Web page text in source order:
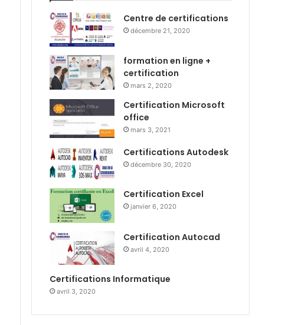
Centre de certifications
décembre 21, 2020
formation en ligne +
certification
mars 2, 2020
Certification Microsoft
office
mars 3, 2021
Certifications Autodesk
décembre 30, 2020
Certification Excel
janvier 6, 2020
Certification Autocad
avril 4, 2020
Certifications Informatique
avril 3, 2020